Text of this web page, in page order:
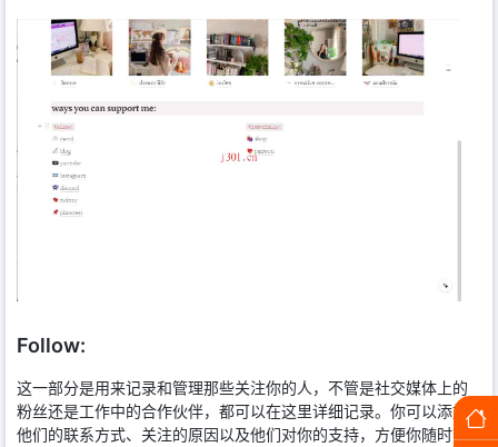
Follow:
这一部分是用来记录和管理那些关注你的人，不管是社交媒体上的
粉丝还是工作中的合作伙伴，都可以在这里详细记录。你可以添加
他们的联系方式、关注的原因以及他们对你的支持，方便你随时查